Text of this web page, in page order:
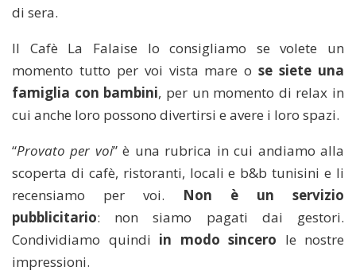
di sera.
Il Cafè La Falaise lo consigliamo se volete un
momento tutto per voi vista mare ose siete una
famiglia con bambini, per un momento di relax in
cui anche loro possono divertirsi e avere i loro spazi.
“Provato per voi” è una rubrica in cui andiamo alla
scoperta di cafè, ristoranti, locali e b&b tunisini e li
recensiamo per voi. Non è un servizio
pubblicitario: non siamo pagati dai gestori.
Condividiamo quindi in modo sincero le nostre
impressioni.